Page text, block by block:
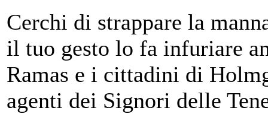
Cerchi di strappare la
il tuo gesto lo fa infuriare
Ramas e i cittadini di
agenti dei Signori delle